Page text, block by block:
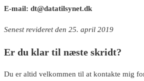
E-mail: dt@datatilsynet.dk
Senest revideret den 25. april 2019
Er du klar til næste skridt?
Du er altid velkommen til at kontakte mig